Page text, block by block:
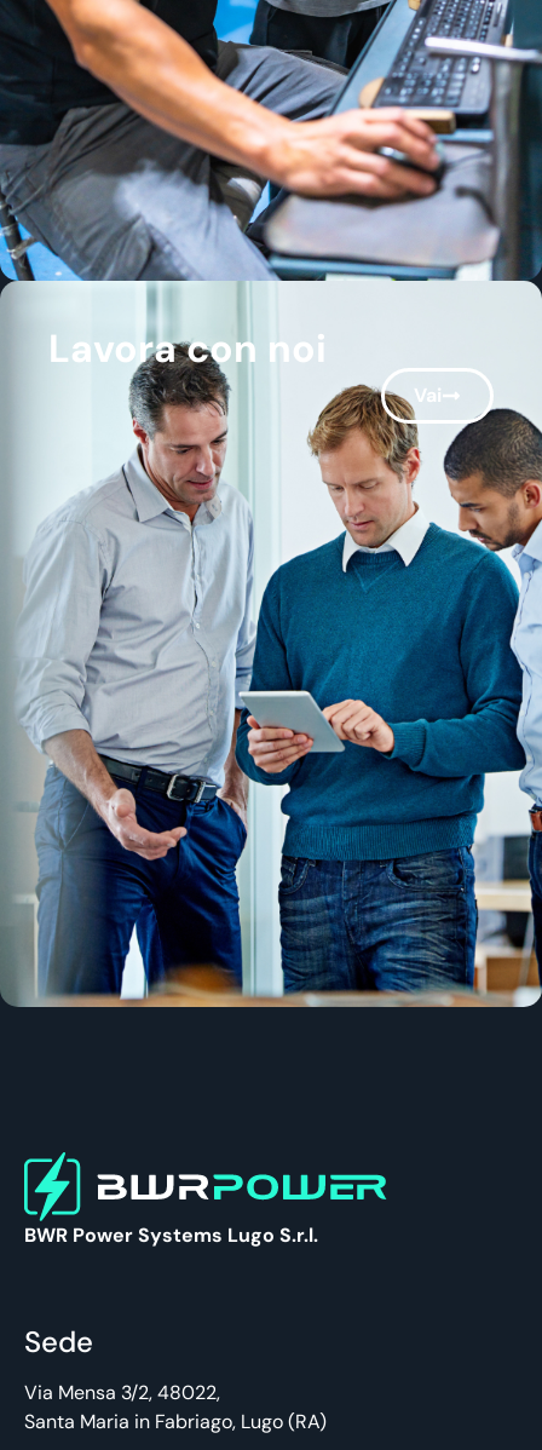
Lavora con noi
Vai
BWR Power Systems Lugo S.r.l.
Sede
Via Mensa 3/2, 48022,
Santa Maria in Fabriago, Lugo (RA)